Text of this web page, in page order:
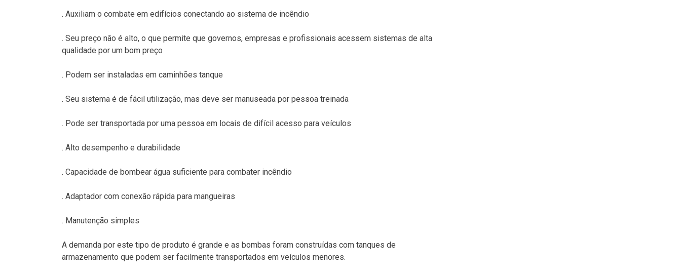
. Auxiliam o combate em edifícios conectando ao sistema de incêndio
. Seu preço não é alto, o que permite que governos, empresas e profissionais acessem sistemas de alta
qualidade por um bom preço
. Podem ser instaladas em caminhões tanque
. Seu sistema é de fácil utilização, mas deve ser manuseada por pessoa treinada
. Pode ser transportada por uma pessoa em locais de difícil acesso para veículos
. Alto desempenho e durabilidade
. Capacidade de bombear água suficiente para combater incêndio
. Adaptador com conexão rápida para mangueiras
. Manutenção simples
A demanda por este tipo de produto é grande e as bombas foram construídas com tanques de
armazenamento que podem ser facilmente transportados em veículos menores.